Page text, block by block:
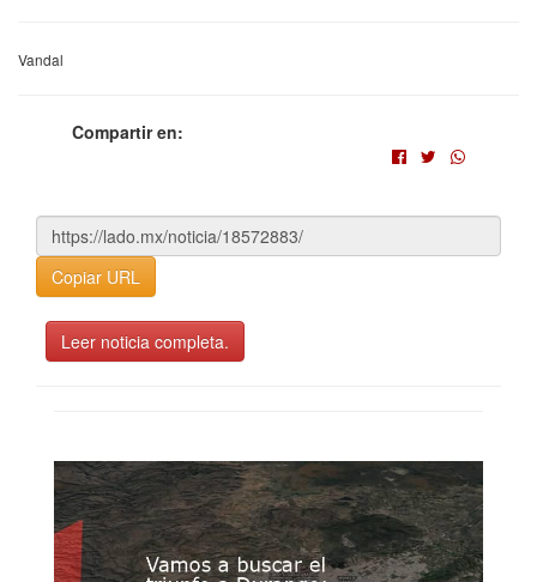
Vandal
Compartir en:
Copiar URL
Leer noticia completa.